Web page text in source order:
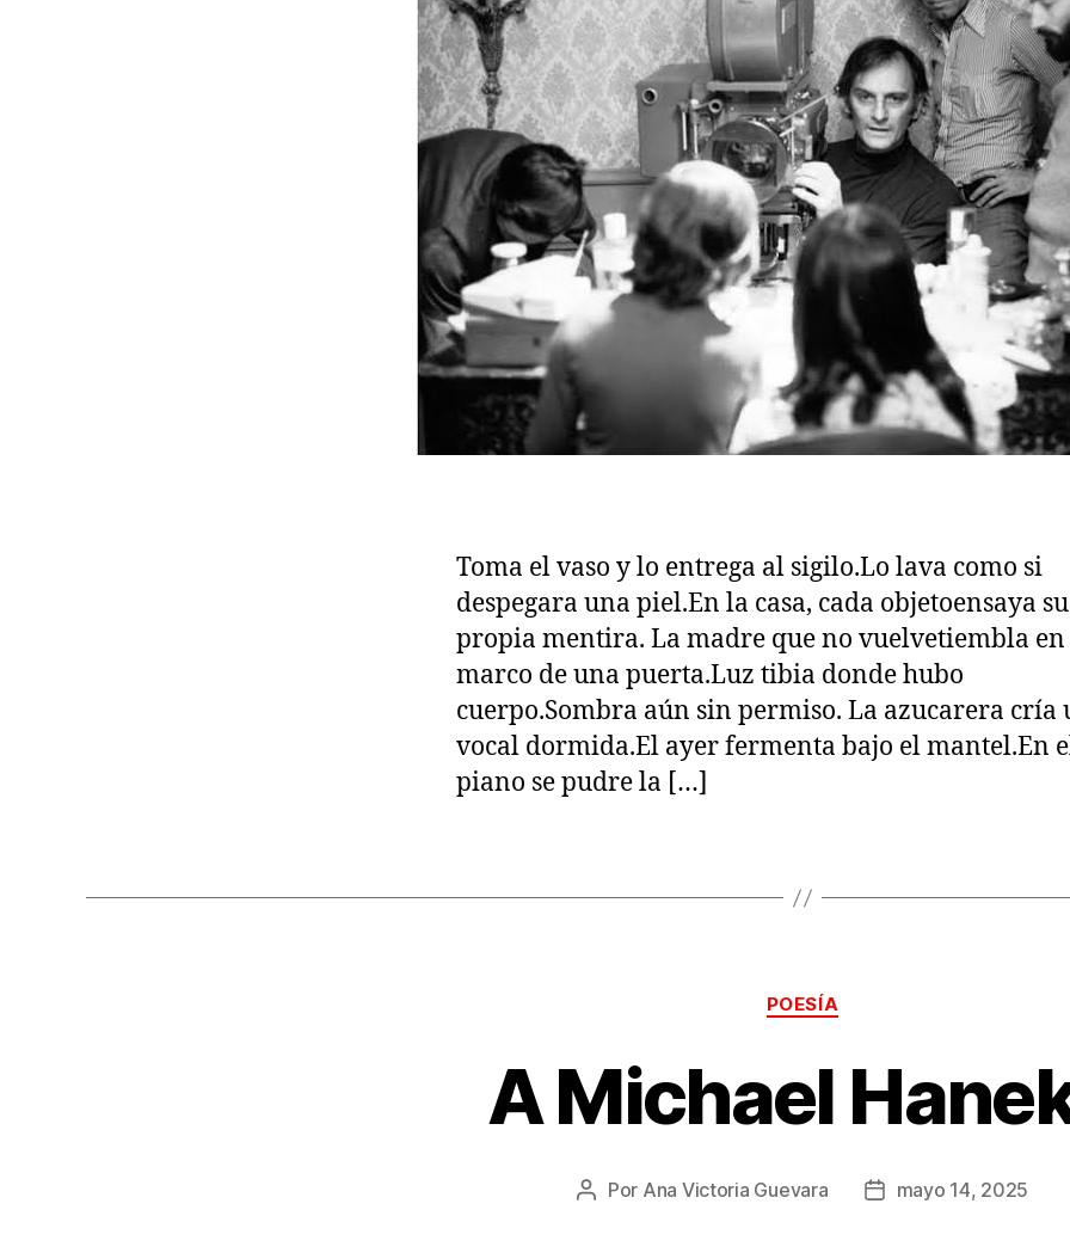
Toma el vaso y lo entrega al sigilo.Lo lava como si
despegara una piel.En la casa, cada objetoensaya su
propia mentira. La madre que no vuelvetiembla en
marco de una puerta.Luz tibia donde hubo
cuerpo.Sombra aún sin permiso. La azucarera cría
vocal dormida.El ayer fermenta bajo el mantel.En
piano se pudre la […]
Categorías
POESÍA
A Michael
Autor
Por Ana Victoria Guevara
Fechamayo 14, 2025